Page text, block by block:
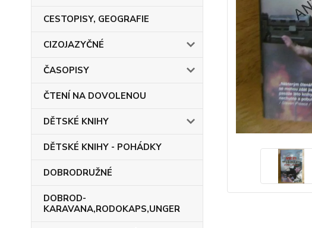
CESTOPISY, GEOGRAFIE
CIZOJAZYČNÉ
ČASOPISY
ČTENÍ NA DOVOLENOU
DĚTSKÉ KNIHY
DĚTSKÉ KNIHY - POHÁDKY
DOBRODRUŽNÉ
DOBROD-
KARAVANA,RODOKAPS,UNGER